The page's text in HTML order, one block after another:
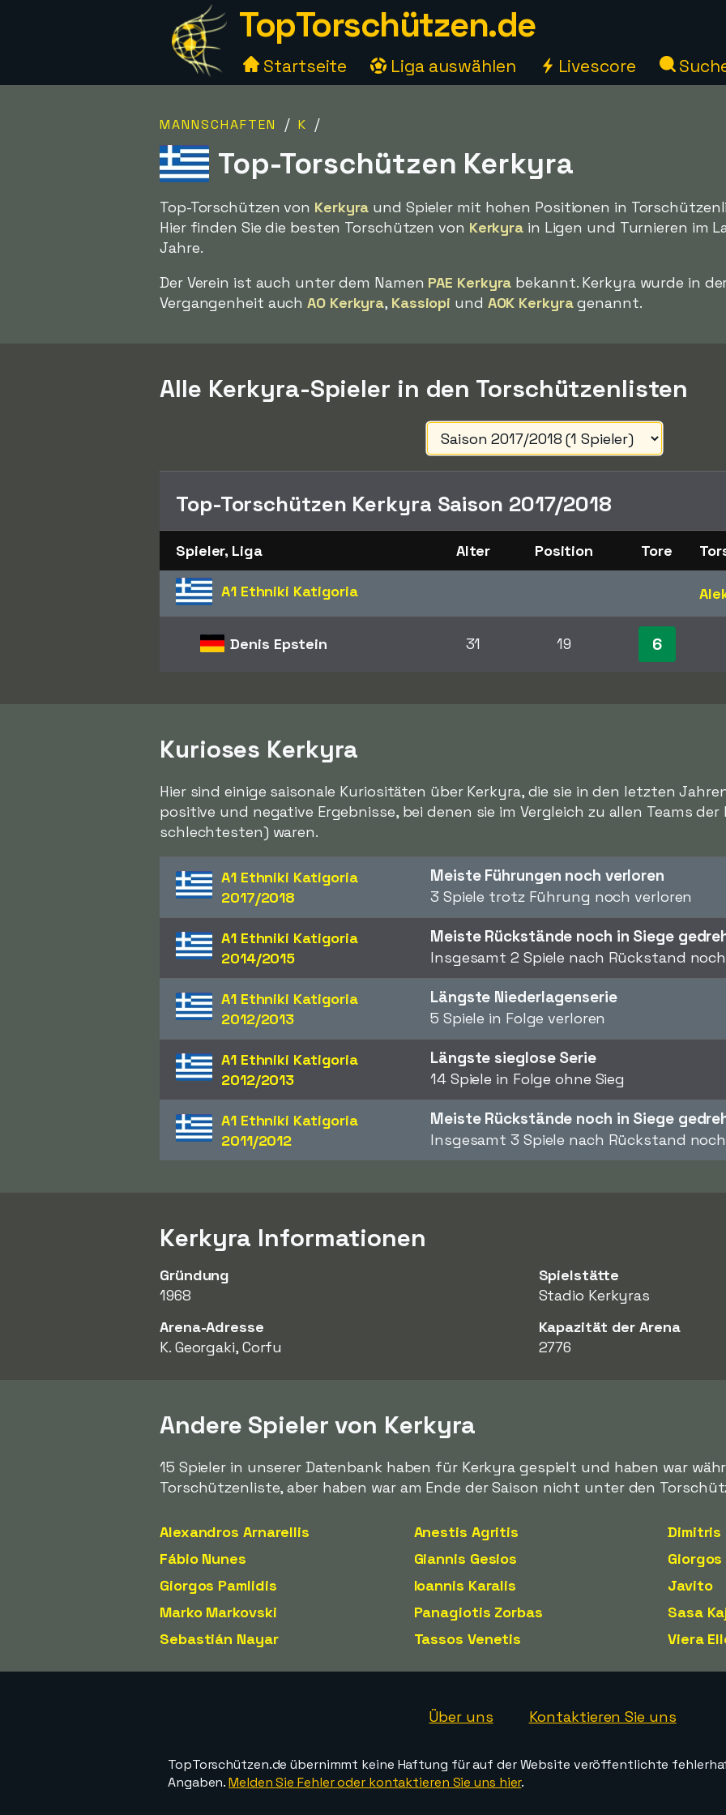
TopTorschützen.de
Startseite Liga auswählen Livescore
MANNSCHAFTEN / K /
Top-Torschützen Kerkyra
Top-Torschützen von Kerkyra und Spieler mit hohen Positionen in
Hier finden Sie die besten Torschützen von Kerkyra in Ligen und Turnieren im
Jahre.
Der Verein ist auch unter dem Namen PAE Kerkyra bekannt. Kerkyra wurde in
Vergangenheit auchAO Kerkyra, Kassiopi und AOK Kerkyragenannt.
Alle Kerkyra-Spieler in den Torschützenlisten
Top-Torschützen Kerkyra Saison 2017/2018
Spieler, Liga Alter Position Tore
A1 Ethniki Katigoria
Denis Epstein 31 19 6
Kurioses Kerkyra
Hier sind einige saisonale Kuriositäten über Kerkyra, die sie in den letzten
positive und negative Ergebnisse, bei denen sie im Vergleich zu allen Teams
schlechtesten) waren.
A1 Ethniki Katigoria
2017/2018
Meiste Führungen noch verloren
3 Spiele trotz Führung noch verloren
A1 Ethniki Katigoria
2014/2015
Meiste Rückstände noch in Siege
Insgesamt 2 Spiele nach Rückstand
A1 Ethniki Katigoria
2012/2013
Längste Niederlagenserie
5 Spiele in Folge verloren
A1 Ethniki Katigoria
2012/2013
Längste sieglose Serie
14 Spiele in Folge ohne Sieg
A1 Ethniki Katigoria
2011/2012
Meiste Rückstände noch in Siege
Insgesamt 3 Spiele nach Rückstand
Kerkyra Informationen
Gründung
1968
Spielstätte
Stadio Kerkyras
Arena-Adresse
K. Georgaki, Corfu
Kapazität der Arena
2776
Andere Spieler von Kerkyra
15 Spieler in unserer Datenbank haben für Kerkyra gespielt und haben war
Torschützenliste, aber haben war am Ende der Saison nicht unter den
Alexandros Arnarellis Anestis Agritis
Dimitris
Fábio Nunes
Giannis Gesios
Giorgos Pamlidis
Ioannis Karalis
Javito
Marko Markovski
Panagiotis Zorbas
Sasa
Sebastián Nayar
Tassos Venetis Viera
Über uns Kontaktieren Sie uns
TopTorschützen.de übernimmt keine Haftung für auf der Website veröffentlichte
Angaben.Melden Sie Fehler oder kontaktieren Sie uns hier.